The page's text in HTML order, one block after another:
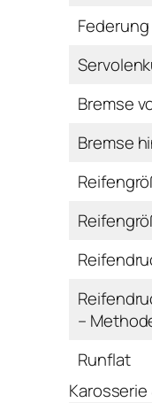
Bremse
Bremse
–
Runflat
Karosserie